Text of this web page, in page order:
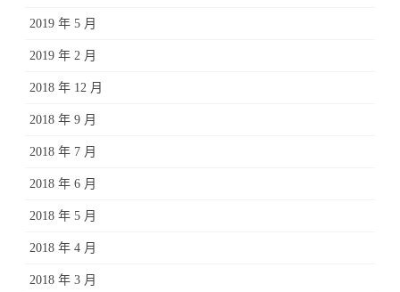
2019 年 5 月
2019 年 2 月
2018 年 12 月
2018 年 9 月
2018 年 7 月
2018 年 6 月
2018 年 5 月
2018 年 4 月
2018 年 3 月